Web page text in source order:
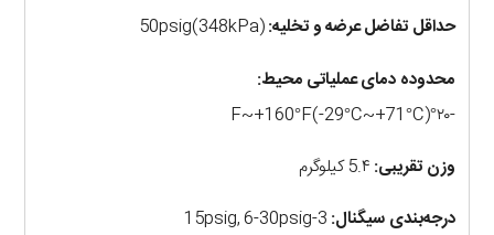
حداقل تفاضل عرضه و تخلیه:
محدوده دمای عملیاتی محیط:
-۲۰°F~+160°F(-29°C~+71°C)
وزن تقریبی:
درجه‌بندی سیگنال: